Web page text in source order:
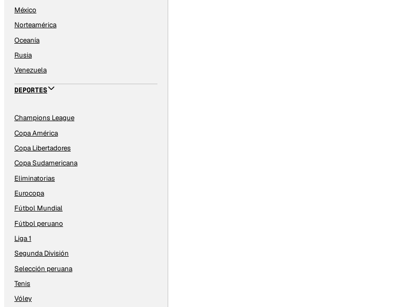
México
Norteamérica
Oceanía
Rusia
Venezuela
DEPORTES
Champions League
Copa América
Copa Libertadores
Copa Sudamericana
Eliminatorias
Eurocopa
Fútbol Mundial
Fútbol peruano
Liga 1
Segunda División
Selección peruana
Tenis
Vóley